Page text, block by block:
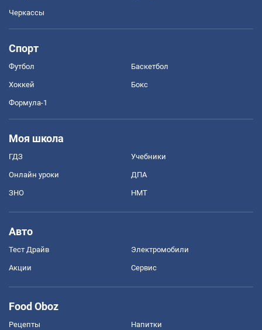
Черкассы
Спорт
Футбол Баскетбол
Хоккей Бокс
Формула-1
Моя школа
ГДЗ Учебники
Онлайн уроки ДПА
ЗНО НМТ
Авто
Тест Драйв Электромобили
Акции Сервис
Food Oboz
Рецепты Напитки